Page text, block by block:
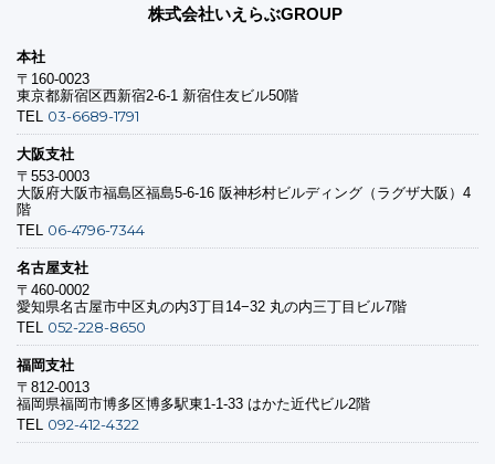
株式会社いえらぶGROUP
本社
〒160-0023
東京都新宿区西新宿2-6-1 新宿住友ビル50階
TEL 03-6689-1791
大阪支社
〒553-0003
大阪府大阪市福島区福島5-6-16 阪神杉村ビルディング（ラグザ大阪）4
階
TEL 06-4796-7344
名古屋支社
〒460-0002
愛知県名古屋市中区丸の内3丁目14−32 丸の内三丁目ビル7階
TEL 052-228-8650
福岡支社
〒812-0013
福岡県福岡市博多区博多駅東1-1-33 はかた近代ビル2階
TEL 092-412-4322